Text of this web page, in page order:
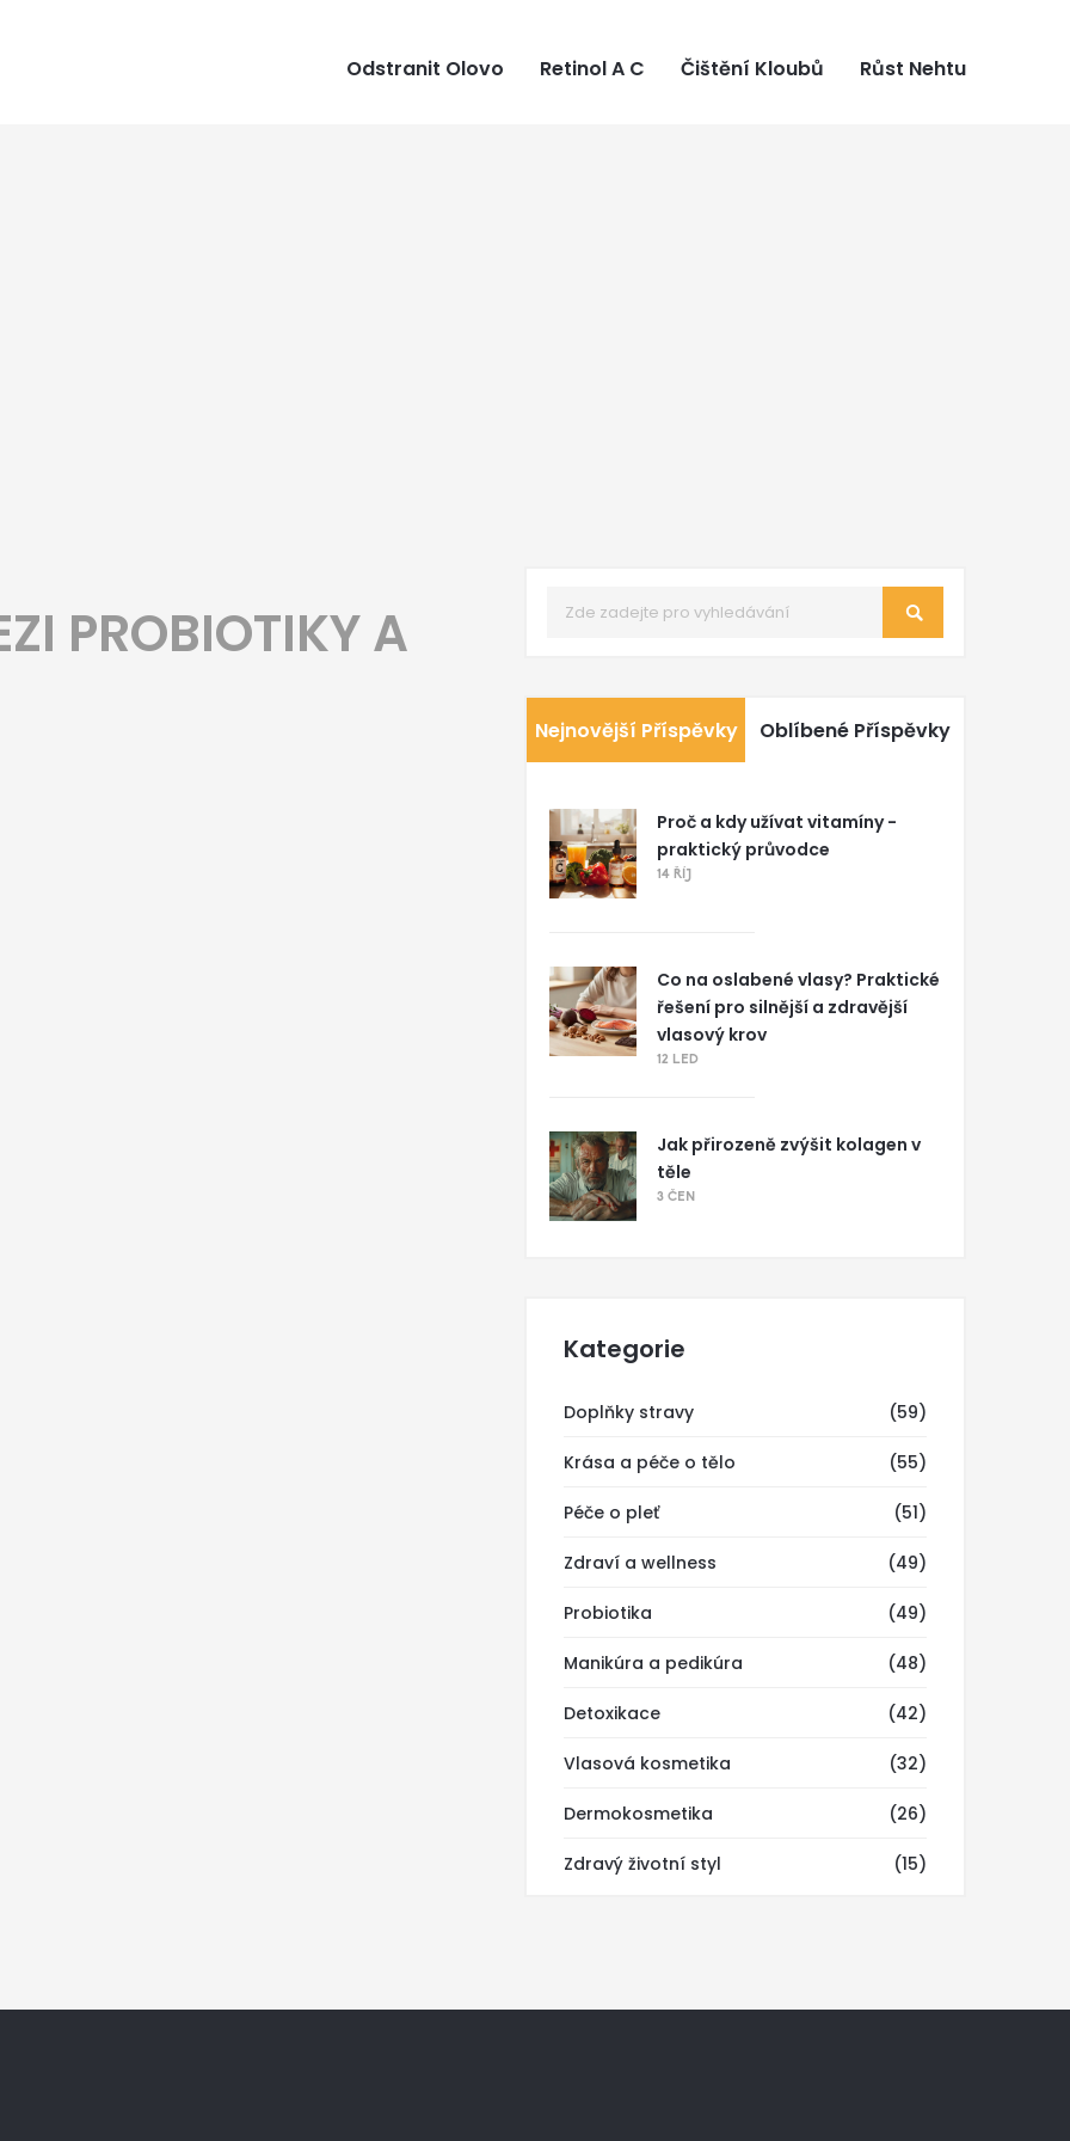
Odstranit Olovo Retinol A C Čištění Kloubů Růst Nehtu
PROBIOTIKY A
Nejnovější Příspěvky Oblíbené Příspěvky
Proč a kdy užívat vitamíny -
praktický průvodce
14 ŘÍJ
Co na oslabené vlasy? Praktické
řešení pro silnější a zdravější
vlasový krov
12 LED
Jak přirozeně zvýšit kolagen v
těle
3 ČEN
Kategorie
Doplňky stravy (59)
Krása a péče o tělo (55)
Péče o pleť (51)
Zdraví a wellness (49)
Probiotika (49)
Manikúra a pedikúra (48)
Detoxikace (42)
Vlasová kosmetika (32)
Dermokosmetika (26)
Zdravý životní styl (15)